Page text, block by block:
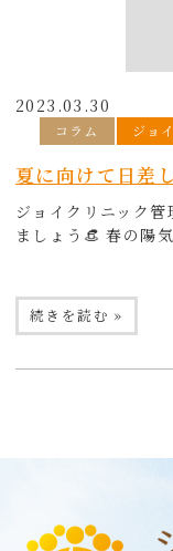
2023.03.30
コラム ジョ
ジョイクリニック
ましょう👒 春の陽
続きを読む »